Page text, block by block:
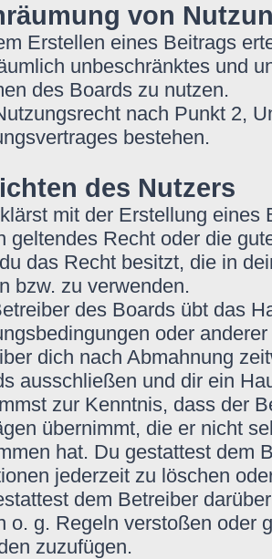
von
Erstellen eines Beitrags
unbeschränktes und
des Boards zu nutzen.
nach Punkt 2,
bestehen.
des Nutzers
mit der Erstellung eines
geltendes Recht oder die
das Recht besitzt, die in
bzw. zu verwenden.
des Boards übt das
oder
dich nach Abmahnung
ausschließen und dir ein
zur Kenntnis, dass der
übernimmt, die er nicht
hat. Du gestattest dem
jederzeit zu löschen
dem Betreiber
o. g. Regeln verstoßen oder
zuzufügen.